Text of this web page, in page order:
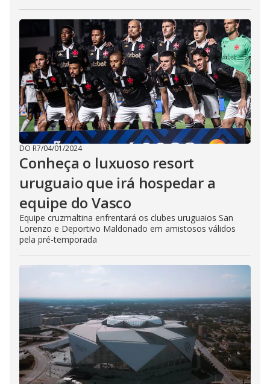
DO R7/04/01/2024
Conheça o luxuoso resort
uruguaio que irá hospedar a
equipe do Vasco
Equipe cruzmaltina enfrentará os clubes uruguaios San
Lorenzo e Deportivo Maldonado em amistosos válidos
pela pré-temporada